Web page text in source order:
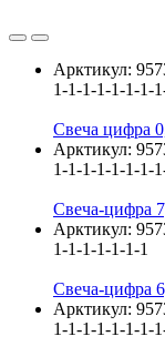
Арктикул:
1-1-1-1-1-1-1-
Свеча цифра
Арктикул:
1-1-1-1-1-1-1-
Свеча-цифра
Арктикул:
1-1-1-1-1-1-1
Свеча-цифра
Арктикул:
1-1-1-1-1-1-1-